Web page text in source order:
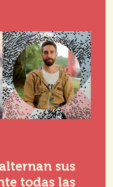
sus
todas las